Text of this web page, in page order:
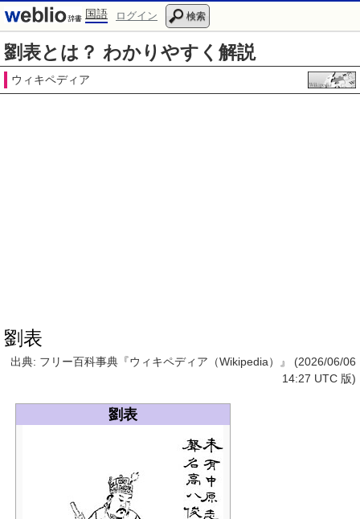
国語 ログイン 検索
劉表とは？ わかりやすく解説
ウィキペディア
劉表
出典: フリー百科事典『ウィキペディア（Wikipedia）』 (2026/06/06
14:27 UTC 版)
劉表